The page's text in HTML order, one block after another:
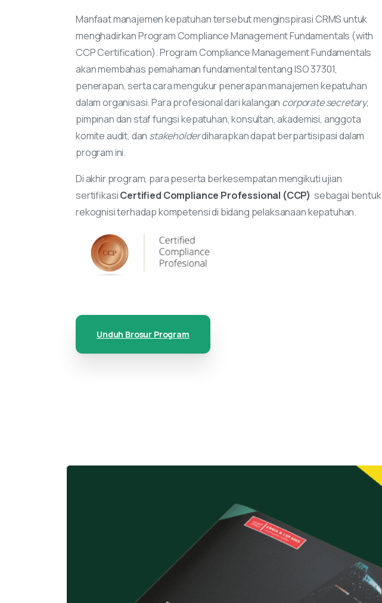
Manfaat manajemen kepatuhan tersebut menginspirasi CRMS untuk
menghadirkan Program Compliance Management Fundamentals (with
CCP Certification). Program Compliance Management Fundamentals
akan membahas pemahaman fundamental tentang ISO 37301,
penerapan, serta cara mengukur penerapan manajemen kepatuhan
dalam organisasi. Para profesional dari kalangan corporate secretary,
pimpinan dan staf fungsi kepatuhan, konsultan, akademisi, anggota
komite audit, dan stakeholderdiharapkan dapat berpartisipasi dalam
program ini.
Di akhir program, para peserta berkesempatan mengikuti ujian
sertifikasiCertified Compliance Professional (CCP) sebagai bentuk
rekognisi terhadap kompetensi di bidang pelaksanaan kepatuhan.
Unduh Brosur Program